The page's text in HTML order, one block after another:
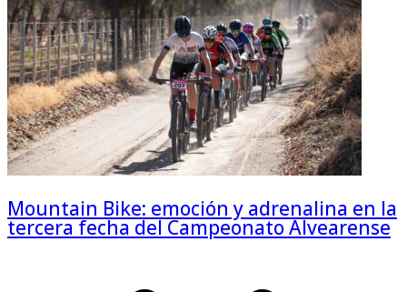
Mountain Bike: emoción y adrenalina en la
tercera fecha del Campeonato Alvearense